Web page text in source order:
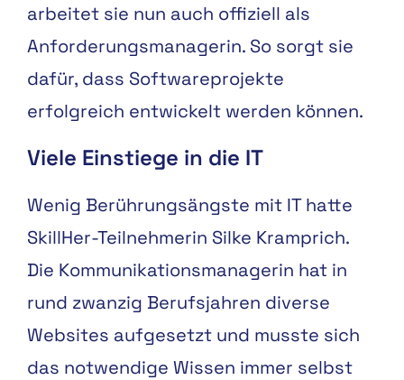
arbeitet sie nun auch offiziell als
Anforderungsmanagerin. So sorgt sie
dafür, dass Softwareprojekte
erfolgreich entwickelt werden können.
Viele Einstiege in die IT
Wenig Berührungsängste mit IT hatte
SkillHer-Teilnehmerin Silke Kramprich.
Die Kommunikationsmanagerin hat in
rund zwanzig Berufsjahren diverse
Websites aufgesetzt und musste sich
das notwendige Wissen immer selbst